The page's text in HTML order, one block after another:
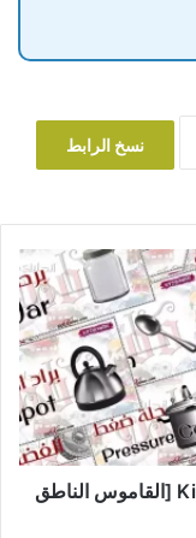
نسخ الرابط
أدوات المطبخ بالانجليزي || Kitchenware [القاموس الناطق